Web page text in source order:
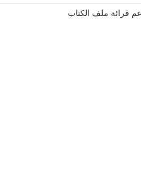
قرائة ملف الكتاب